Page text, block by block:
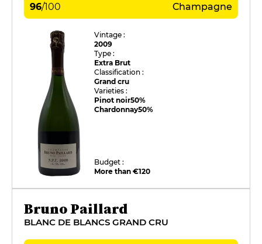
96/100 Champagne
Vintage :
2009
Type :
Extra Brut
Classification :
Grand cru
Varieties :
Pinot noir50%
Chardonnay50%
Budget :
More than €120
Bruno Paillard
BLANC DE BLANCS GRAND CRU